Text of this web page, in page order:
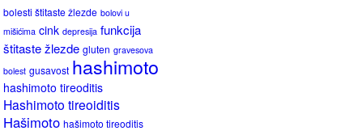
bolesti štitaste žlezde bolovi u
mišićima cink depresija funkcija
štitaste žlezde gluten gravesova
bolest gusavost hashimoto
hashimoto tireoditis
Hashimoto tireoiditis
Hašimoto hašimoto tireoditis